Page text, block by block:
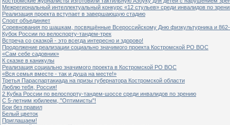
Межрегиональный интеллектуальный конкурс «12 стульев» среди инвалидов по
Реализация проекта вступает в завершающую стадию
Спорт объединяет
Соревнования по шашкам, посвящённые Всероссийскому Дню физкультурника и
Кубок России по велоспорту-тандем-трек
Встреча со сказкой - это всегда интересно и здорово!
Продолжение реализации социально значимого проекта Костромской РО ВОС
«Сам себе садовник»
К сказке в каникулы
Реализация социально значимого проекта в Костромской РО ВОС
«Вся семья вместе - так и душа на месте!»
Третья Параспартакиада на призы губернатора Костромской области
Люблю тебя, Россия!
2 Кубка России по велоспорту-тандем-шоссе среди инвалидов по зрению
С 5-летним юбилеем, "Оптимисты"!
Бои без правил
Белый цветок
Приглашаем!